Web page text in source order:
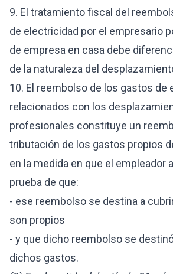
9. El tratamiento fiscal del
de electricidad por el empresario
de empresa en casa debe
de la naturaleza del
10. El reembolso de los gastos de
relacionados con los
profesionales constituye un
tributación de los gastos propios
en la medida en que el empleador
prueba de que:
- ese reembolso se destina a
son propios
- y que dicho reembolso se
dichos gastos.